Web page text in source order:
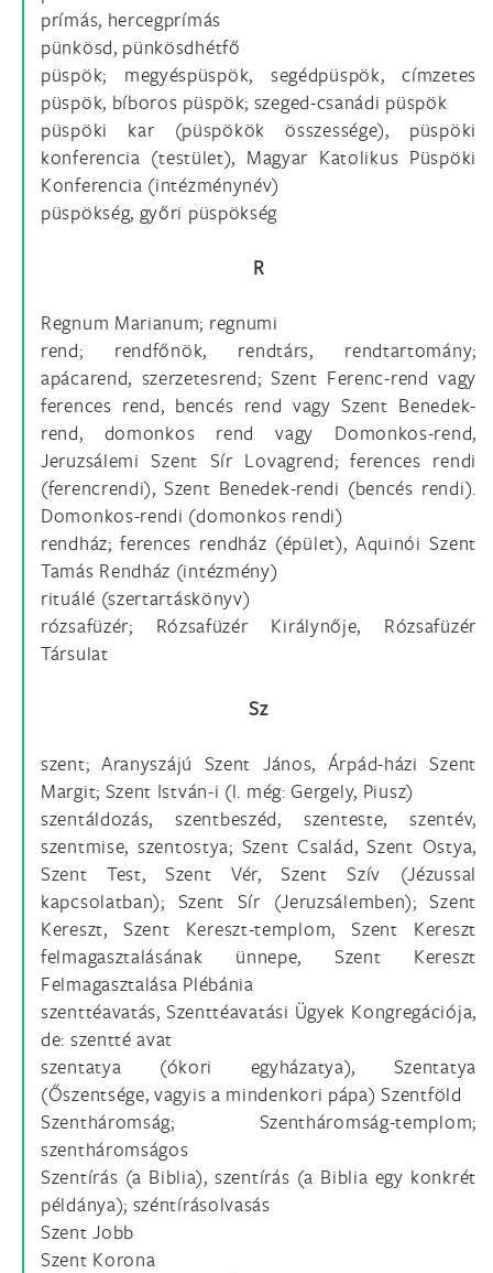
prímás, hercegprímás
pünkösd, pünkösdhétfő
püspök; megyéspüspök, segédpüspök, címzetes
püspök, bíboros püspök; szeged-csanádi püspök
püspöki kar (püspökök összessége), püspöki
konferencia (testület), Magyar Katolikus Püspöki
Konferencia (intézménynév)
püspökség, győri püspökség
R
Regnum Marianum; regnumi
rend; rendfőnök, rendtárs, rendtartomány;
apácarend, szerzetesrend; Szent Ferenc-rend vagy
ferences rend, bencés rend vagy Szent Benedek-
rend, domonkos rend vagy Domonkos-rend,
Jeruzsálemi Szent Sír Lovagrend; ferences rendi
(ferencrendi), Szent Benedek-rendi (bencés rendi).
Domonkos-rendi (domonkos rendi)
rendház; ferences rendház (épület), Aquinói Szent
Tamás Rendház (intézmény)
rituálé (szertartáskönyv)
rózsafüzér; Rózsafüzér Királynője, Rózsafüzér
Társulat
Sz
szent; Aranyszájú Szent János, Árpád-házi Szent
Margit; Szent István-i (l. még: Gergely, Piusz)
szentáldozás, szentbeszéd, szenteste, szentév,
szentmise, szentostya; Szent Család, Szent Ostya,
Szent Test, Szent Vér, Szent Szív (Jézussal
kapcsolatban); Szent Sír (Jeruzsálemben); Szent
Kereszt, Szent Kereszt-templom, Szent Kereszt
felmagasztalásának ünnepe, Szent Kereszt
Felmagasztalása Plébánia
szenttéavatás, Szenttéavatási Ügyek Kongregációja,
de: szentté avat
szentatya (ókori egyházatya), Szentatya
(Őszentsége, vagyis a mindenkori pápa) Szentföld
Szentháromság; Szentháromság-templom;
szentháromságos
Szentírás (a Biblia), szentírás (a Biblia egy konkrét
példánya); széntírásolvasás
Szent Jobb
Szent Korona